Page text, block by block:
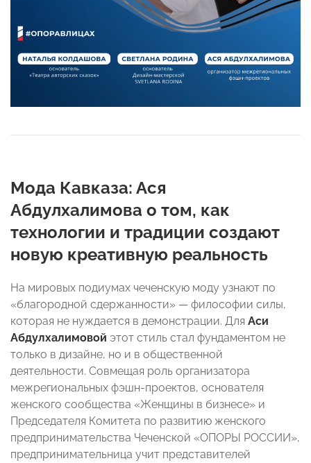
Мода Кавказа: Ася
Абдулхалимова о том, как
технологии и традиции создают
новую креативную реальность
На мировых подиумах чеченскую моду узнают по
«благородной сдержанности» — философии силы,
которая не нуждается в демонстрации. Для Аси
Абдулхалимовой этот стиль стал фундаментом не
только в дизайне, но и в общественной
деятельности. Совмещая роль организатора
межрегиональных фэшн-проектов, основателя
женского сообщества «Женщины в бизнесе» и
Председателя Комитета по развитию женского
предпринимательства Чеченской «ОПОРЫ РОССИИ»,
предпринимательница учит представителей